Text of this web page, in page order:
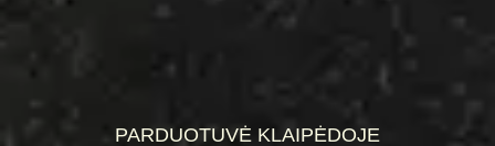
PARDUOTUVĖ KLAIPĖDOJE